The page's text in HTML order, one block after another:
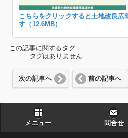
こちらをクリックすると土地改良広
す（12.6MB）
この記事に関するタグ
タグはありません
次の記事へ 前の記事へ
メニュー 問合せ